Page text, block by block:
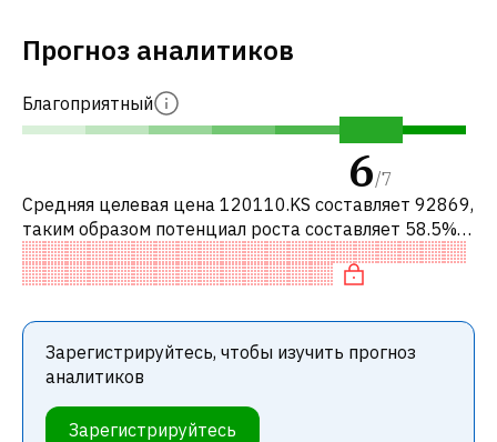
Прогноз аналитиков
Благоприятный
6/7
Средняя целевая цена 120110.KS составляет 92869,
таким образом потенциал роста составляет 58.5%.
Обычно это означает рекомендацию «ПОКУПАТЬ»
среди инвестиционных компаний
Зарегистрируйтесь, чтобы изучить прогноз
аналитиков
Зарегистрируйтесь